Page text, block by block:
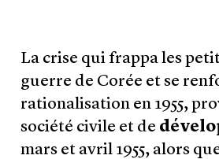
La crise qui frappa les
guerre de Corée et se
rationalisation en 1955,
société civile et de
mars et avril 1955, alors